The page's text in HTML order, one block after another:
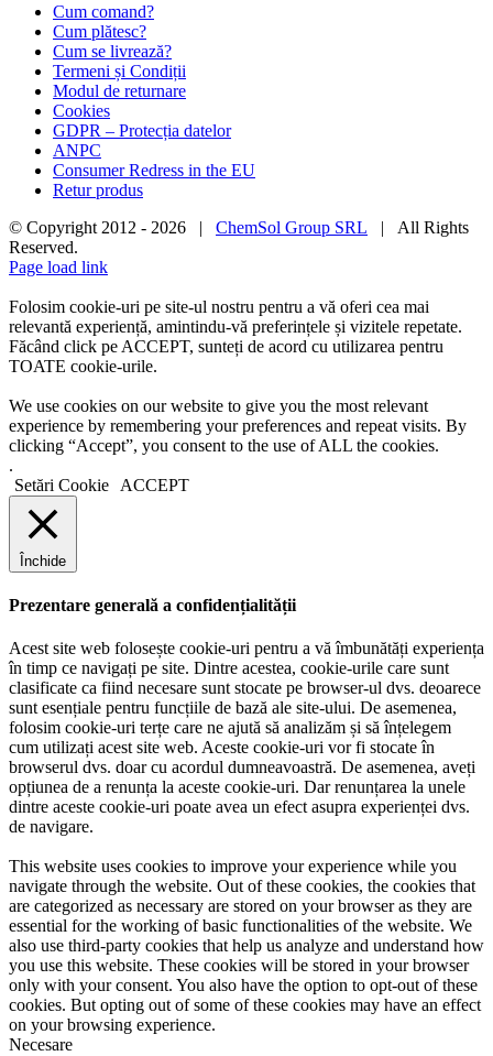
Cum comand?
Cum plătesc?
Cum se livrează?
Termeni și Condiții
Modul de returnare
Cookies
GDPR – Protecția datelor
ANPC
Consumer Redress in the EU
Retur produs
© Copyright 2012 - 2026 | ChemSol Group SRL | All Rights
Reserved.
Page load link
Folosim cookie-uri pe site-ul nostru pentru a vă oferi cea mai
relevantă experiență, amintindu-vă preferințele și vizitele repetate.
Făcând click pe ACCEPT, sunteți de acord cu utilizarea pentru
TOATE cookie-urile.
We use cookies on our website to give you the most relevant
experience by remembering your preferences and repeat visits. By
clicking “Accept”, you consent to the use of ALL the cookies.
.
Setări Cookie
ACCEPT
Închide
Prezentare generală a confidențialității
Acest site web folosește cookie-uri pentru a vă îmbunătăți experiența
în timp ce navigați pe site. Dintre acestea, cookie-urile care sunt
clasificate ca fiind necesare sunt stocate pe browser-ul dvs. deoarece
sunt esențiale pentru funcțiile de bază ale site-ului. De asemenea,
folosim cookie-uri terțe care ne ajută să analizăm și să înțelegem
cum utilizați acest site web. Aceste cookie-uri vor fi stocate în
browserul dvs. doar cu acordul dumneavoastră. De asemenea, aveți
opțiunea de a renunța la aceste cookie-uri. Dar renunțarea la unele
dintre aceste cookie-uri poate avea un efect asupra experienței dvs.
de navigare.
This website uses cookies to improve your experience while you
navigate through the website. Out of these cookies, the cookies that
are categorized as necessary are stored on your browser as they are
essential for the working of basic functionalities of the website. We
also use third-party cookies that help us analyze and understand how
you use this website. These cookies will be stored in your browser
only with your consent. You also have the option to opt-out of these
cookies. But opting out of some of these cookies may have an effect
on your browsing experience.
Necesare